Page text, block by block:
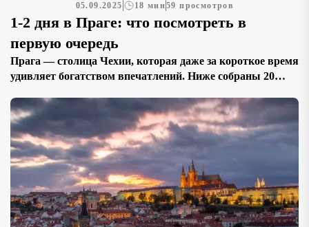
05.09.2025 18 мин59 просмотров
1-2 дня в Праге: что посмотреть в
первую очередь
Прага — столица Чехии, которая даже за короткое время
удивляет богатством впечатлений. Ниже собраны 20
выбирают туристы для маршрутов на один-два дня.
Список составлен по отзывам путешественников и
советам авторитетных путеводителей, поэтому он станет
надёжным помощником для тех, кто планирует экспресс-
знакомство с городом. В подборке есть всё: знаменитые
пражские музеи, […]